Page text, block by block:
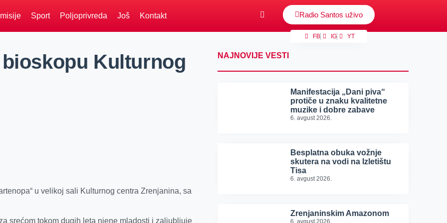
Sport Poljoprivreda Još Kontakt Radio Santos uživo
FB IG YT
Kulturnog
u velikoj sali Kulturnog centra Zrenjanina, sa
srećom tokom dugih leta njene mladosti i zaljubljuje
NAJNOVIJE VESTI
Manifestacija „Dani piva“
protiče u znaku kvalitetne
muzike i dobre zabave
6. avgust 2026.
Besplatna obuka vožnje
skutera na vodi na Izletištu
Tisa
6. avgust 2026.
Zrenjaninskim Amazonom
6. avgust 2026.